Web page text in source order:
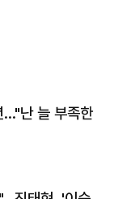
…"난 늘 부족한